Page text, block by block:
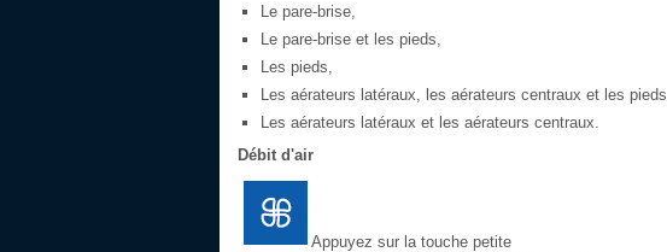
Le pare-brise,
Le pare-brise et les pieds,
Les pieds,
Les aérateurs latéraux, les aérateurs centraux et les pieds,
Les aérateurs latéraux et les aérateurs centraux.
Débit d'air
Appuyez sur la touche petite